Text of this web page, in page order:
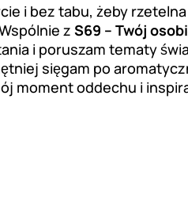
i bez tabu, żeby
zS69 – Twój
i poruszam tematy
sięgam po
moment oddechu i